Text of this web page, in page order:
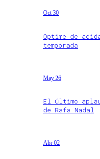
Oct 30
Optime de
temporada
May 26
El último
de Rafa Nadal
Abr 02